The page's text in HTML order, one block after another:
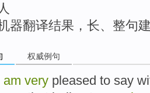
器翻译结果，长、整句
权威例句
am very pleased to say